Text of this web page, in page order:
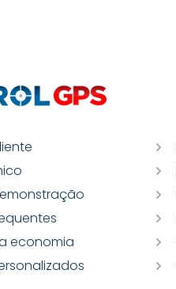
economia